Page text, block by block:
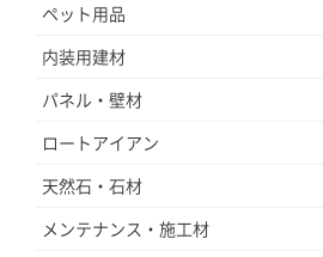
ペット用品
内装用建材
パネル・壁材
ロートアイアン
天然石・石材
メンテナンス・施工材